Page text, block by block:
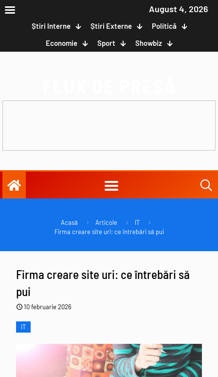
August 4, 2026
Știri Interne Știri Externe
Politică
Economie
Sport Showbiz
Acasă Articole
IT
Firma creare site uri: ce întrebări să pui
Firma creare site uri: ce întrebări să
pui
10 februarie 2026
IT